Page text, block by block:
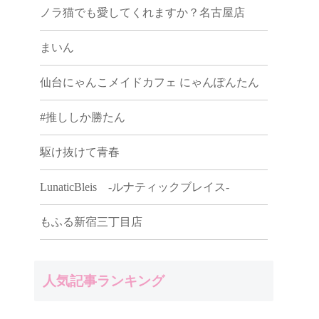
ノラ猫でも愛してくれますか？名古屋店
まいん
仙台にゃんこメイドカフェ にゃんぽんたん
#推ししか勝たん
駆け抜けて青春
LunaticBleis -ルナティックブレイス-
もふる新宿三丁目店
人気記事ランキング